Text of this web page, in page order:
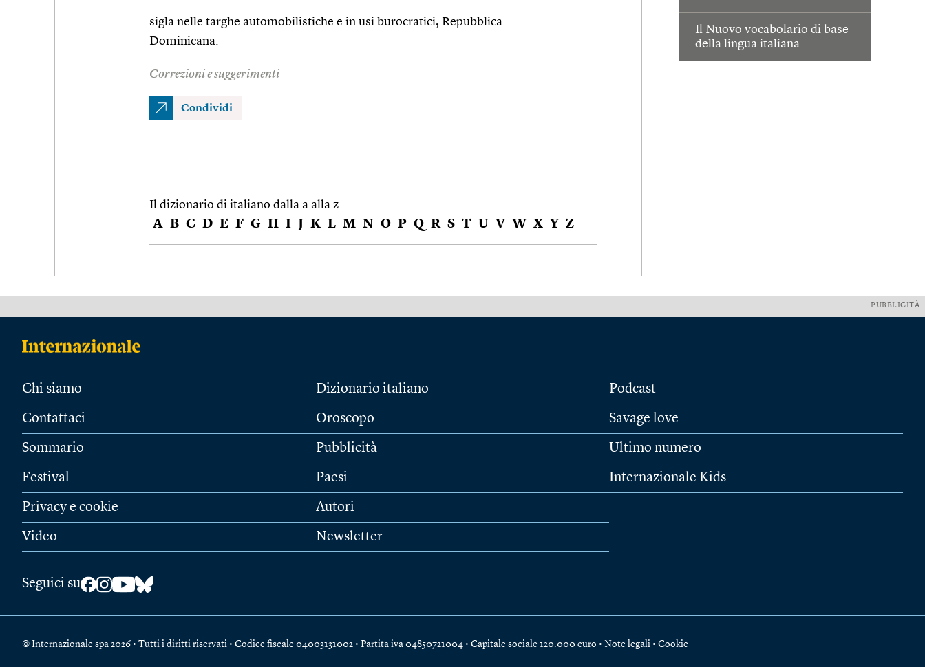
Il Nuovo vocabolario di base
della lingua italiana
sigla nelle targhe automobilistiche e in usi burocratici, Repubblica
Dominicana.
Correzioni e suggerimenti
Condividi
Il dizionario di italiano dalla a alla z
A B C D E F G H I J K L M N O P Q R S T U V W X Y Z
PUBBLICITÀ
Chi siamo
Contattaci
Sommario
Festival
Privacy e cookie
Video
Dizionario italiano
Oroscopo
Pubblicità
Paesi
Autori
Newsletter
Podcast
Savage love
Ultimo numero
Internazionale Kids
Seguici su
© Internazionale spa 2026 • Tutti i diritti riservati • Codice fiscale 04003131002 • Partita iva 04850721004 • Capitale sociale 120.000 euro • Note legali • Cookie